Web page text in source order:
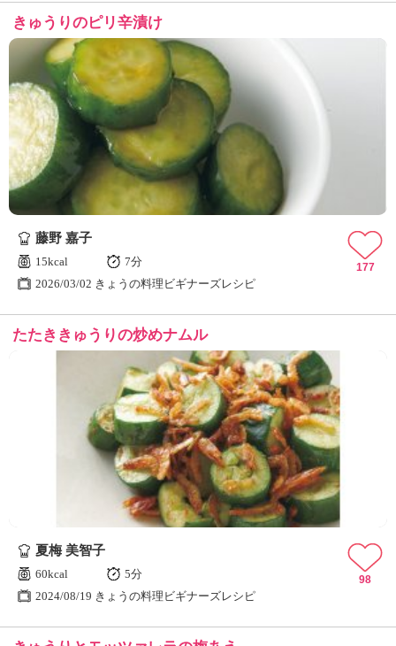
きゅうりのピリ辛漬け
藤野 嘉子
15kcal
7分
2026/03/02 きょうの料理ビギナーズレシピ
177
たたききゅうりの炒めナムル
夏梅 美智子
60kcal
5分
2024/08/19 きょうの料理ビギナーズレシピ
98